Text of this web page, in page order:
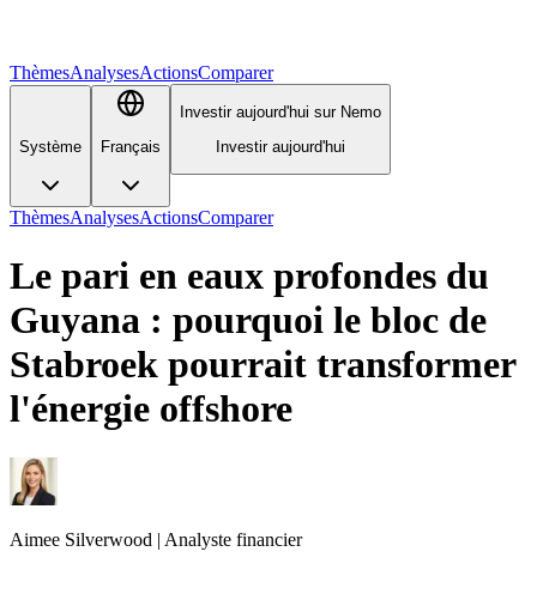
ThèmesAnalysesActionsComparer
Système Français
Investir aujourd'hui sur Nemo
Investir aujourd'hui
ThèmesAnalysesActionsComparer
Le pari en eaux profondes du
Guyana : pourquoi le bloc de
Stabroek pourrait transformer
l'énergie offshore
Aimee Silverwood | Analyste financier